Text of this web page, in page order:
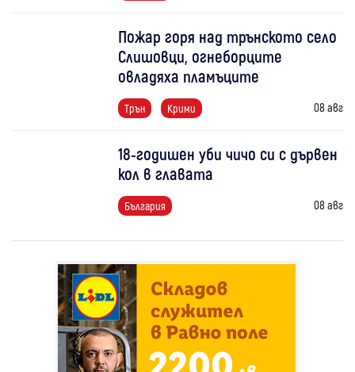
Пожар горя над трънското село
Слишовци, огнеборците
овладяха пламъците
Трън Крими 08 авг
18-годишен уби чичо си с дървен
кол в главата
България 08 авг